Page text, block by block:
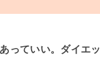
っていい。ダイエッ